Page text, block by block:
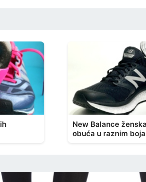
New Balance
obuća u raznim